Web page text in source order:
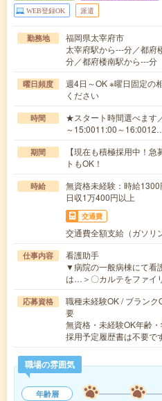
WEB登録OK 派遣
勤務地
福岡県太宰府市
太宰府駅から---分／都府
分／都府楼南駅から---分
曜日頻度
週4日～OK ※曜日固定の
ください
時間
★スタート時間選べます
～15:0011:00～
期間
【現在も積極採用中！
トもOK！
時給
無資格未経験：時給
日収1万400円以上
交通費
交通費全額支給（ガソリ
仕事内容
看護助手
▼病院の一般病棟にて看
は…＞〇カルテをファイ
応募資格
職種未経験OK / ブラン
要
無資格・未経験OK年齢
採用予定履歴書は不要
職場の雰囲気
年齢層